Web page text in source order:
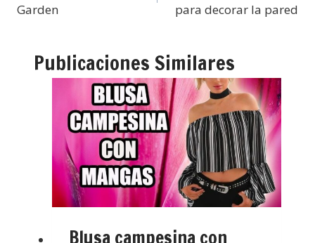
Garden
para decorar la pared
Publicaciones Similares